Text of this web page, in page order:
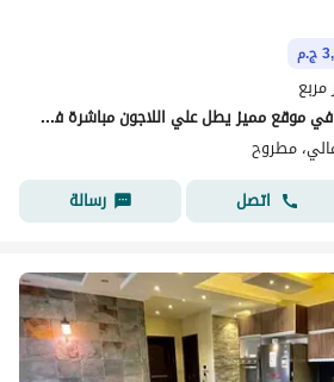
أقل مقدم وإجمالي/ شاليه في موقع مميز يطل علي اللاجون مباشرة في راس الحكمة الساحل الشمالي
مطروح
اتصل رسالة